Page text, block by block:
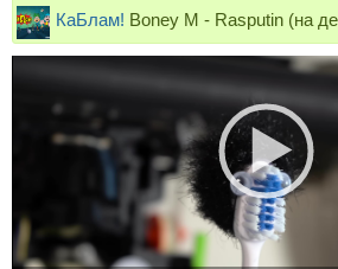
КаБлам! Boney M - Rasputin (на